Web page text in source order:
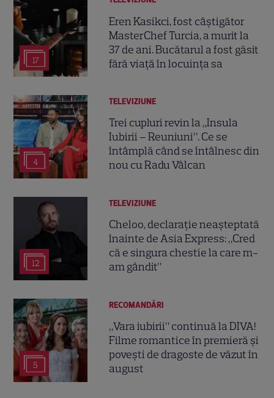
17
Eren Kasikci, fost câștigător
MasterChef Turcia, a murit la
37 de ani. Bucătarul a fost găsit
fără viață în locuința sa
4
TELEVIZIUNE
Trei cupluri revin la „Insula
Iubirii – Reuniuni”. Ce se
întâmplă când se întâlnesc din
nou cu Radu Vâlcan
12
TELEVIZIUNE
Cheloo, declarație neașteptată
înainte de Asia Express: „Cred
că e singura chestie la care m-
am gândit”
5
RECOMANDĂRI
„Vara iubirii” continuă la DIVA!
Filme romantice în premieră și
povești de dragoste de văzut în
august